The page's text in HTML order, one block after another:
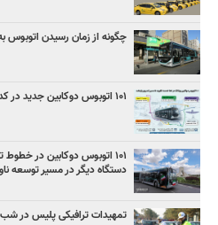
چگونه از زمان رسیدن اتوبوس
۱۰۱ اتوبوس دوکابین جدید در کدام خطوط تندروی تهران فعال شدند؟
دستگاه دیگر در مسیر توسعه
تمهیدات ترافیکی پلیس در